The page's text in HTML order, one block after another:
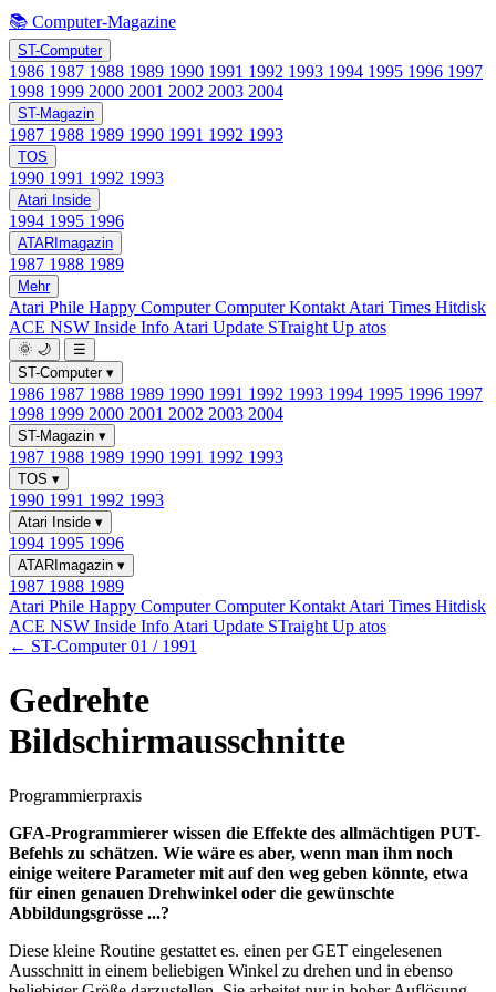
📚 Computer-Magazine
ST-Computer
1986 1987 1988 1989 1990 1991 1992 1993 1994 1995 1996 1997
1998 1999 2000 2001 2002 2003 2004
ST-Magazin
1987 1988 1989 1990 1991 1992 1993
TOS
1990 1991 1992 1993
Atari Inside
1994 1995 1996
ATARImagazin
1987 1988 1989
Mehr
Atari Phile Happy ComputerComputer Kontakt Atari Times Hitdisk
ACE NSW Inside Info Atari Update STraight Up atos
🌞 🌙
☰
ST-Computer ▾
1986 1987 1988 1989 1990 1991 1992 1993 1994 1995 1996 1997
1998 1999 2000 2001 2002 2003 2004
ST-Magazin ▾
1987 1988 1989 1990 1991 1992 1993
TOS ▾
1990 1991 1992 1993
Atari Inside ▾
1994 1995 1996
ATARImagazin ▾
1987 1988 1989
Atari Phile Happy ComputerComputer Kontakt Atari Times Hitdisk
ACE NSW Inside Info Atari Update STraight Up atos
← ST-Computer 01 / 1991
Gedrehte
Bildschirmausschnitte
Programmierpraxis
GFA-Programmierer wissen die Effekte des allmächtigen PUT-
Befehls zu schätzen. Wie wäre es aber, wenn man ihm noch
einige weitere Parameter mit auf den weg geben könnte, etwa
für einen genauen Drehwinkel oder die gewünschte
Abbildungsgrösse ...?
Diese kleine Routine gestattet es. einen per GET eingelesenen
Ausschnitt in einem beliebigen Winkel zu drehen und in ebenso